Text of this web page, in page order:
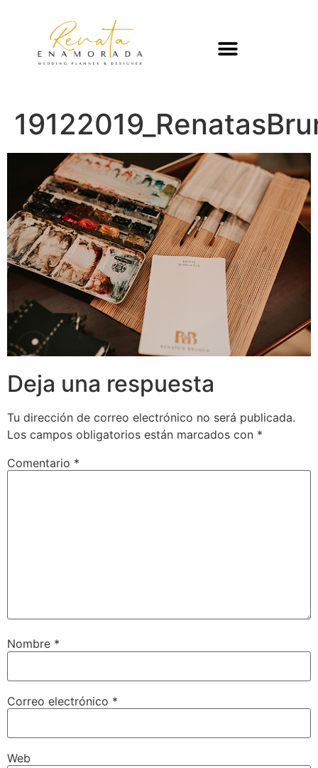
Deja una respuesta
Tu dirección de correo electrónico no será publicada.
Los campos obligatorios están marcados con *
Comentario *
Nombre *
Correo electrónico *
Web